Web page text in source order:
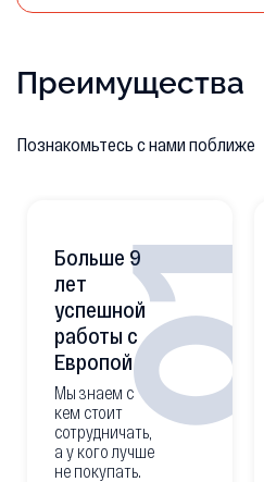
Преимущества
Познакомьтесь с нами поближе
Больше 9
лет
успешной
работы с
Европой
Мы знаем с
кем стоит
сотрудничать,
а у кого лучше
не покупать.